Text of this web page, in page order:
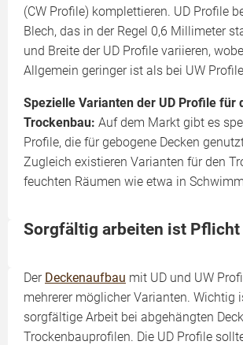
(CW Profile) komplettieren. UD Profile
Blech, das in der Regel 0,6 Millimeter
und Breite der UD Profile variieren,
Allgemein geringer ist als bei UW
Spezielle Varianten der UD Profile für
Trockenbau: Auf dem Markt gibt es
Profile, die für gebogene Decken
Zugleich existieren Varianten für den
feuchten Räumen wie etwa in
Sorgfältig arbeiten ist Pflicht
Der Deckenaufbau mit UD und UW
mehrerer möglicher Varianten. Wichtig
sorgfältige Arbeit bei abgehängten
Trockenbauprofilen. Die UD Profile